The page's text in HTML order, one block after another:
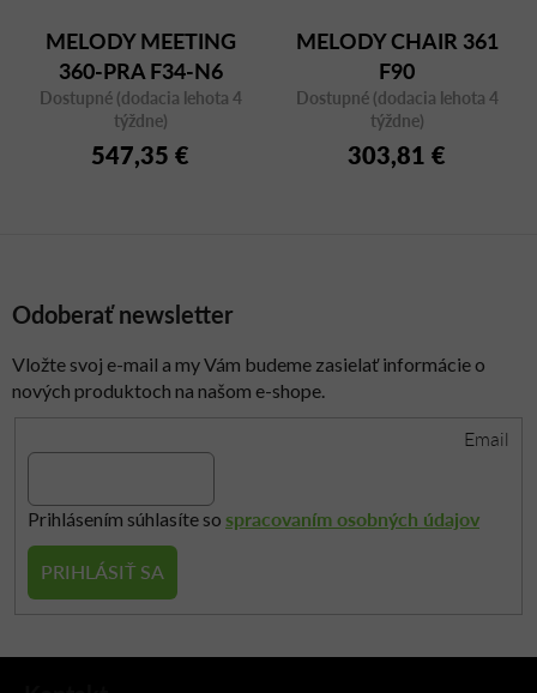
MELODY MEETING
360-PRA F34-N6
Dostupné (dodacia lehota 4
týždne)
547,35 €
MELODY CHAIR 361
F90
Dostupné (dodacia lehota 4
týždne)
303,81 €
Odoberať newsletter
Vložte svoj e-mail a my Vám budeme zasielať informácie o
nových produktoch na našom e-shope.
Email
Prihlásením súhlasíte so spracovaním osobných údajov
PRIHLÁSIŤ SA
Z